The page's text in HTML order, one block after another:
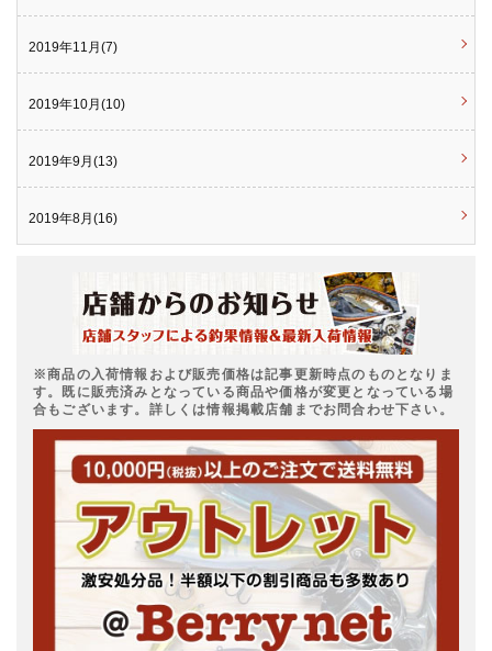
2019年11月(7)
2019年10月(10)
2019年9月(13)
2019年8月(16)
※商品の入荷情報および販売価格は記事更新時点のものとなりま
す。既に販売済みとなっている商品や価格が変更となっている場
合もございます。詳しくは情報掲載店舗までお問合わせ下さい。